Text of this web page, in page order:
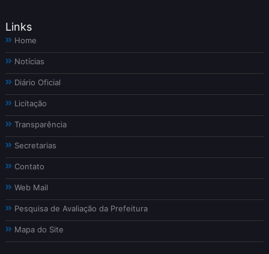
Links
Home
Notícias
Diário Oficial
Licitação
Transparência
Secretarias
Contato
Web Mail
Pesquisa de Avaliação da Prefeitura
Mapa do Site